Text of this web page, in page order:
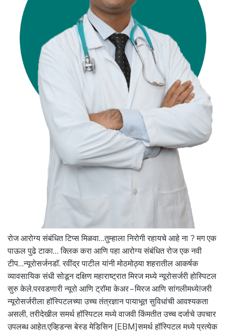
रोज आरोग्य संबंधित टिप्स मिळवा…तुम्हाला निरोगी रहायचे आहे ना ? मग एक
पाऊल पुढे टाका… क्लिक करा आणि पहा आरोग्य संबंधित रोज एक नवी
टीप…न्यूरोसर्जनडॉ. रवींद्र पाटील यांनी मोठमोठ्या शहरातील आकर्षक
व्यावसायिक संधी सोडून दक्षिण महाराष्ट्रात मिरज मध्ये न्यूरोसर्जरी होस्पिटल
सुरु केले.परवडणारी न्यूरो आणि ट्रॉमा केअर – मिरज आणि सांगलीमध्ये!जरी
न्यूरोसर्जरीला हॉस्पिटलच्या उच्च तंत्रज्ञान पायाभूत सुविधांची आवश्यकता
असली, तरीदेखील समर्थ हॉस्पिटल मध्ये वाजवी किंमतीत उच्च दर्जाचे उपचार
उपलब्ध आहेत.एव्हिडन्स बेस्ड मेडिसिन [EBM]समर्थ हॉस्पिटल मध्ये प्रत्येक